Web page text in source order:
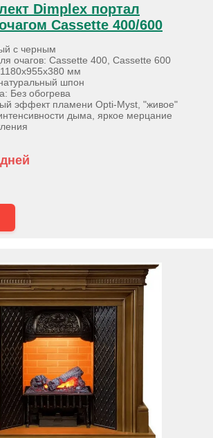
Dimplex портал
Cassette 400/600
с черным
очагов: Cassette 400, Cassette 600
мм
шпон
Без обогрева
эффект пламени Opti-Myst, "живое"
дыма, яркое мерцание